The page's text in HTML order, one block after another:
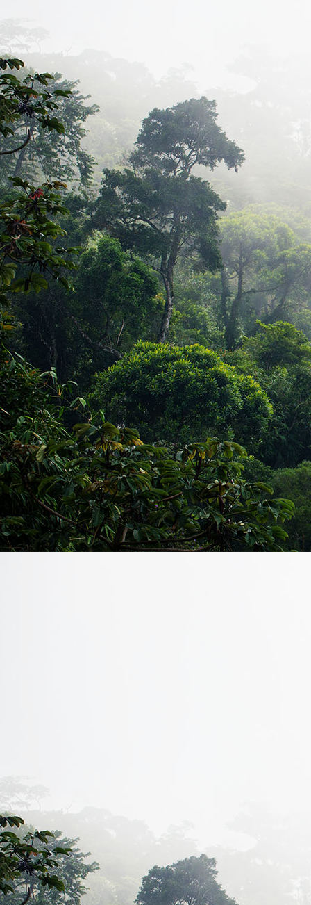
Bild_2026-01-16_102035328